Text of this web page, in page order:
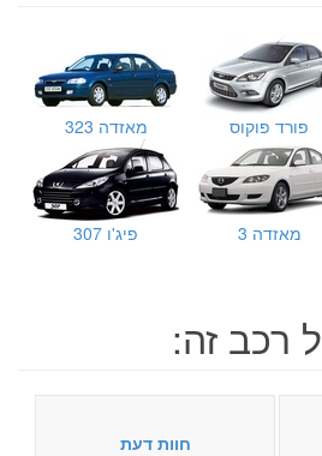
פורד פוקוס מאזדה 323
מאזדה 3 פיג'ו 307
רכב זה:
חוות דעת